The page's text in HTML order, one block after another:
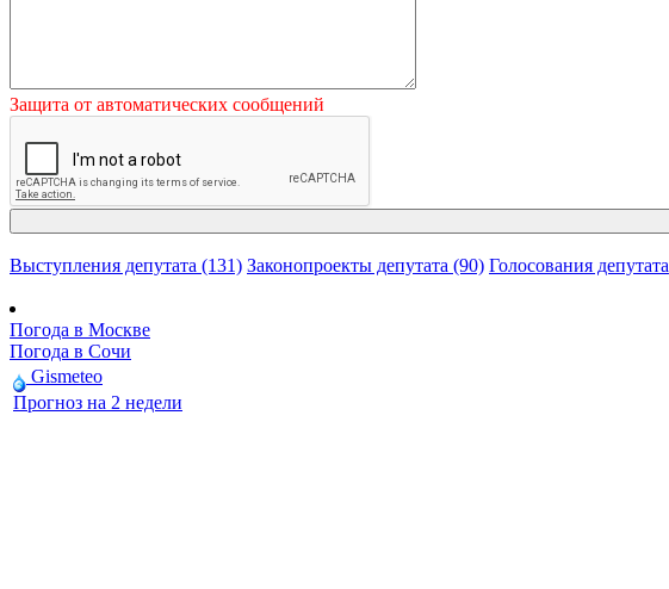
Защита от автоматических сообщений
Выступления депутата (131) Законопроекты депутата (90) Голосования депутата
Погода в Москве
Погода в Сочи
Gismeteo
Прогноз на 2 недели